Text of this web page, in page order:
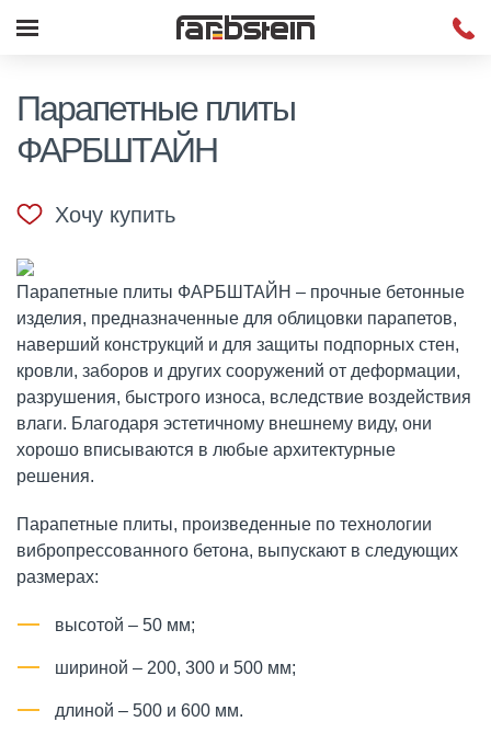
Парапетные плиты
ФАРБШТАЙН
Хочу купить
Парапетные плиты ФАРБШТАЙН – прочные бетонные
изделия, предназначенные для облицовки парапетов,
наверший конструкций и для защиты подпорных стен,
кровли, заборов и других сооружений от деформации,
разрушения, быстрого износа, вследствие воздействия
влаги. Благодаря эстетичному внешнему виду, они
хорошо вписываются в любые архитектурные
решения.
Парапетные плиты, произведенные по технологии
вибропрессованного бетона, выпускают в следующих
размерах:
высотой – 50 мм;
шириной – 200, 300 и 500 мм;
длиной – 500 и 600 мм.